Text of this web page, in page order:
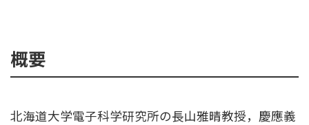
概要
北海道大学電子科学研究所の長山雅晴教授，慶應義